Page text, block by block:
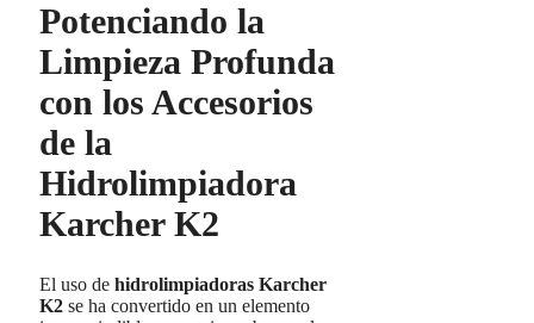
Potenciando la
Limpieza Profunda
con los Accesorios
de la
Hidrolimpiadora
Karcher K2
El uso de hidrolimpiadoras Karcher
K2 se ha convertido en un elemento